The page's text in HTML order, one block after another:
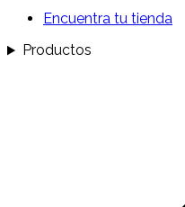
Encuentra tu tienda
Productos